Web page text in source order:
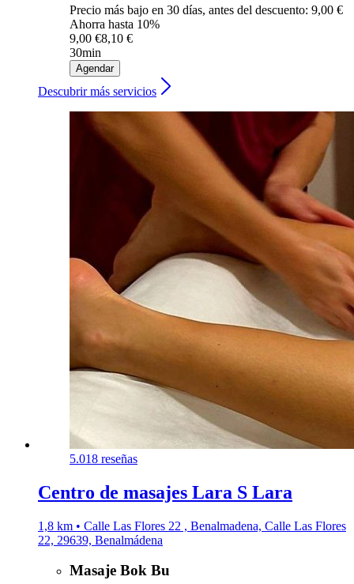
Precio más bajo en 30 días, antes del descuento: 9,00 €
Ahorra hasta 10%
9,00 €8,10 €
30min
Agendar
Descubrir más servicios
5.018 reseñas
Centro de masajes Lara S Lara
1,8 km • Calle Las Flores 22 , Benalmadena, Calle Las Flores
22, 29639, Benalmádena
Masaje Bok Bu